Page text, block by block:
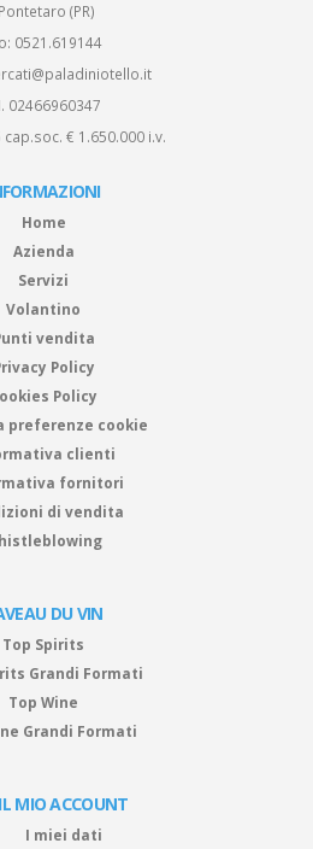
(PR)
0521.619144
02466960347
cap.soc. € 1.650.000 i.v.
Home
Azienda
Servizi
Volantino
vendita
Policy
Policy
preferenze cookie
clienti
fornitori
di vendita
DU VIN
Top Spirits
Grandi Formati
Top Wine
Grandi Formati
IL MIO ACCOUNT
I miei dati